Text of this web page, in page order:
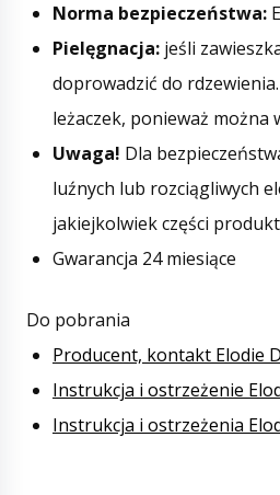
Norma bezpieczeństwa:
Pielęgnacja: jeśli
doprowadzić do
leżaczek, ponieważ można
Uwaga! Dla
luźnych lub rozciągliwych
jakiejkolwiek części
Gwarancja 24 miesiące
Do pobrania
Producent, kontakt Elodie
Instrukcja i ostrzeżenie
Instrukcja i ostrzeżenia